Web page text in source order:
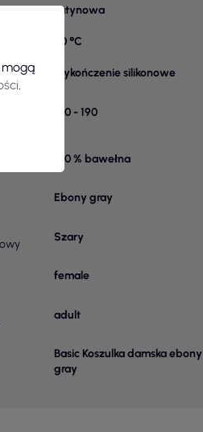
satynowa
40 °C
wykończenie silikonowe
140 - 190
100 % bawełna
Ebony gray
Szary
female
adult
Basic Koszulka damska ebony
gray